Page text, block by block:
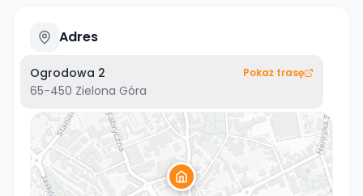
Adres
Ogrodowa 2
65-450 Zielona Góra
Pokaż trasę